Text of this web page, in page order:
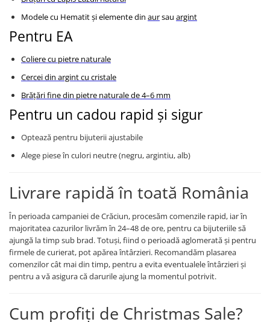
Coliere cu mărgele colorate și
Coliere cu pietre semiprețioase
Modele cu Hematit și elemente din aursau argint
Pentru EA
Coliere cu pietre naturale
Cercei din argint cu cristale
Brățări fine din pietre naturale de 4–6 mm
Pentru un cadou rapid și sigur
Optează pentru bijuterii ajustabile
Alege piese în culori neutre (negru, argintiu, alb)
Livrare rapidă în toată România
În perioada campaniei de Crăciun, procesăm comenzile rapid, iar în
majoritatea cazurilor livrăm în 24–48 de ore, pentru ca bijuteriile să
ajungă la timp sub brad. Totuși, fiind o perioadă aglomerată și pentru
firmele de curierat, pot apărea întârzieri. Recomandăm plasarea
comenzilor cât mai din timp, pentru a evita eventualele întârzieri și
pentru a vă asigura că darurile ajung la momentul potrivit.
Cum profiți de Christmas Sale?